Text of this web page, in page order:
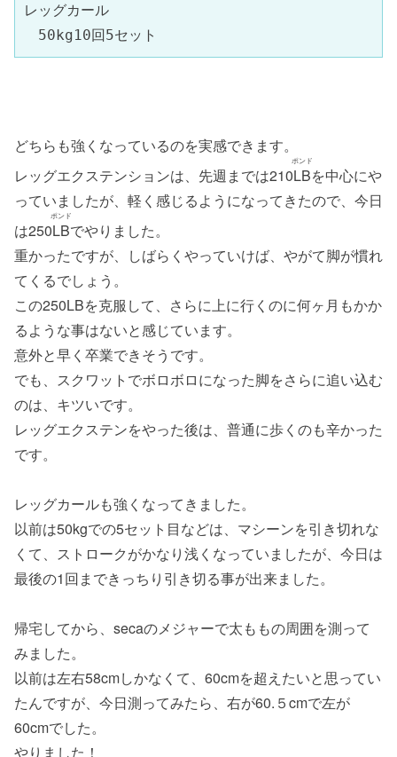
レッグカール
50kg10回5セット
どちらも強くなっているのを実感できます。
レッグエクステンションは、先週までは210LB
ポンド
を中心にや
っていましたが、軽く感じるようになってきたので、今日
は250LB
ポンド
でやりました。
重かったですが、しばらくやっていけば、やがて脚が慣れ
てくるでしょう。
この250LBを克服して、さらに上に行くのに何ヶ月もかか
るような事はないと感じています。
意外と早く卒業できそうです。
でも、スクワットでボロボロになった脚をさらに追い込む
のは、キツいです。
レッグエクステンをやった後は、普通に歩くのも辛かった
です。
レッグカールも強くなってきました。
以前は50kgでの5セット目などは、マシーンを引き切れな
くて、ストロークがかなり浅くなっていましたが、今日は
最後の1回まできっちり引き切る事が出来ました。
帰宅してから、secaのメジャーで太ももの周囲を測って
みました。
以前は左右58cmしかなくて、60cmを超えたいと思ってい
たんですが、今日測ってみたら、右が60.５cmで左が
60cmでした。
やりました！